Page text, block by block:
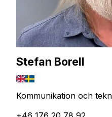
Stefan Borell
Kommunikation och